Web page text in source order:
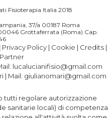
Fisioterapia Italia 2018
37/a 00187 Roma
Grottaferrata (Roma) Cap.
Privacy Policy | Cookie | Credits |
lucalucianifisio@gmail.com
| Mail: giulianomari@gmail.com
tutti regolare autorizzazione
sanitarie locali) di competenza